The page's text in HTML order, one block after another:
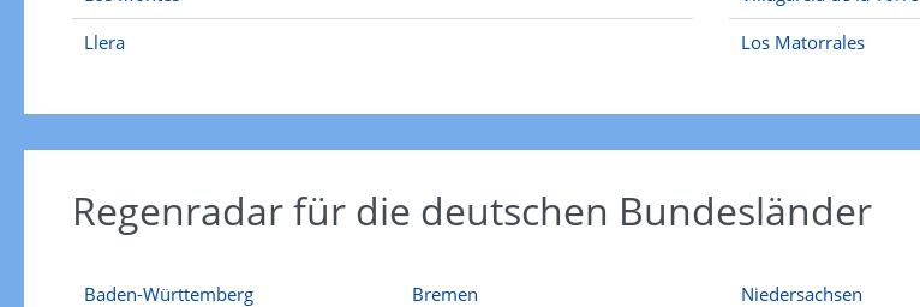
Llera
Los Matorrales
Regenradar für die deutschen Bundesländer
Baden-Württemberg
Bremen
Niedersachsen